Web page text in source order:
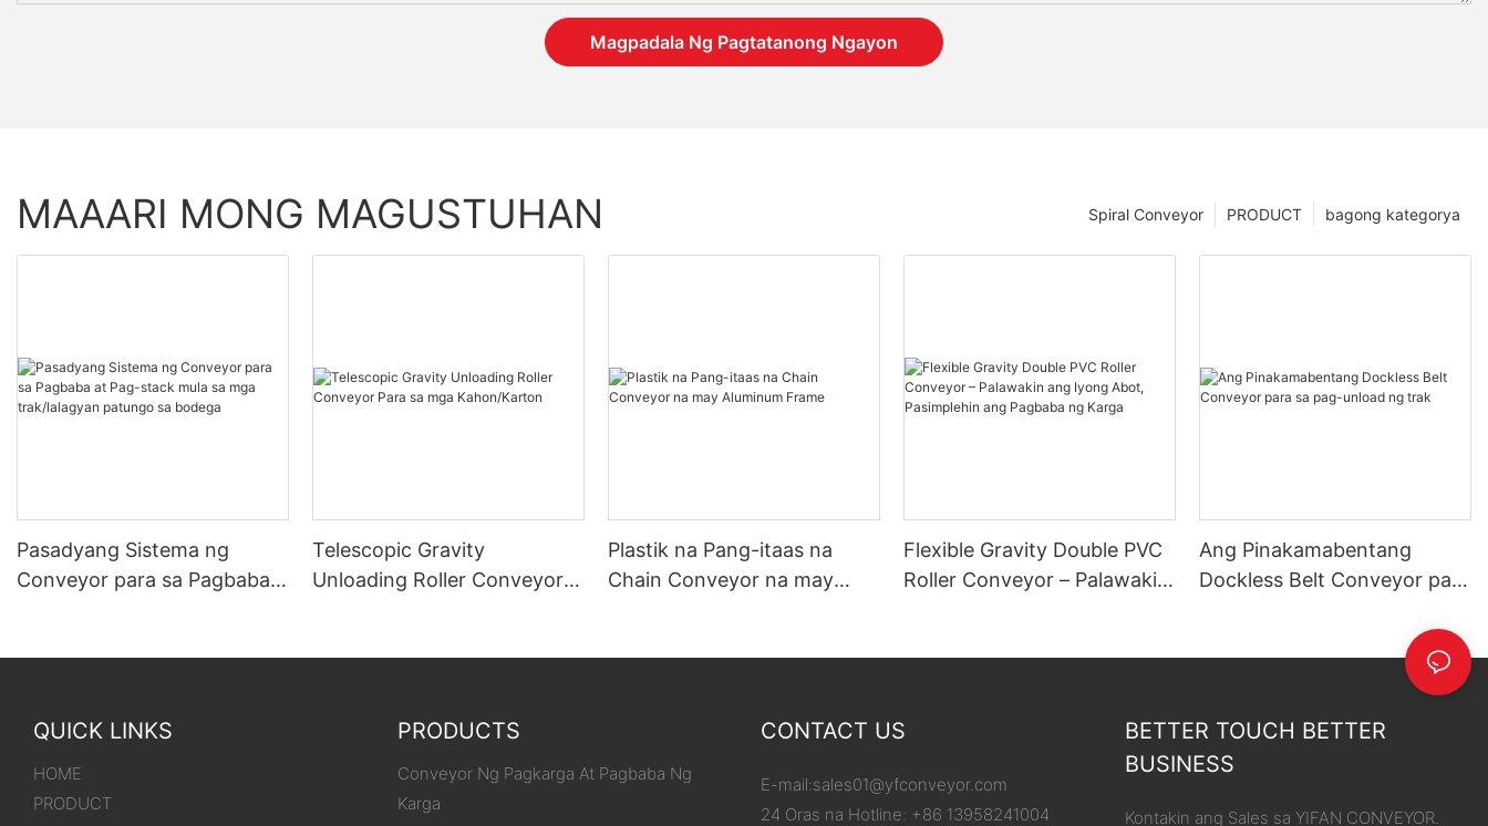
Magpadala Ng Pagtatanong Ngayon
MAAARI MONG MAGUSTUHAN bagong kategorya
PRODUCT
Spiral Conveyor
Pasadyang Sistema ng
Conveyor para sa Pagbaba
Telescopic Gravity
Unloading Roller Conveyor
Plastik na Pang-itaas na
Chain Conveyor na may
Flexible Gravity Double PVC
Roller Conveyor – Palawakin
Ang Pinakamabentang
Dockless Belt Conveyor para
QUICK LINKS
HOME
PRODUCT
PRODUCTS
Conveyor Ng Pagkarga At Pagbaba Ng
Karga
CONTACT US
E-mail:sales01@yfconveyor.com
24 Oras na Hotline: +86 13958241004
BETTER TOUCH BETTER
BUSINESS
Kontakin ang Sales sa YIFAN CONVEYOR.